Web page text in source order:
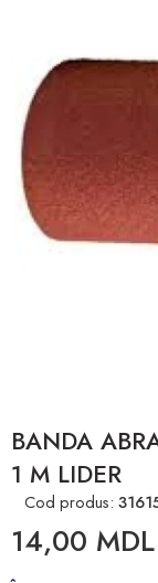
BANDA
1 M LIDER
Cod produs:
14,00 MDL